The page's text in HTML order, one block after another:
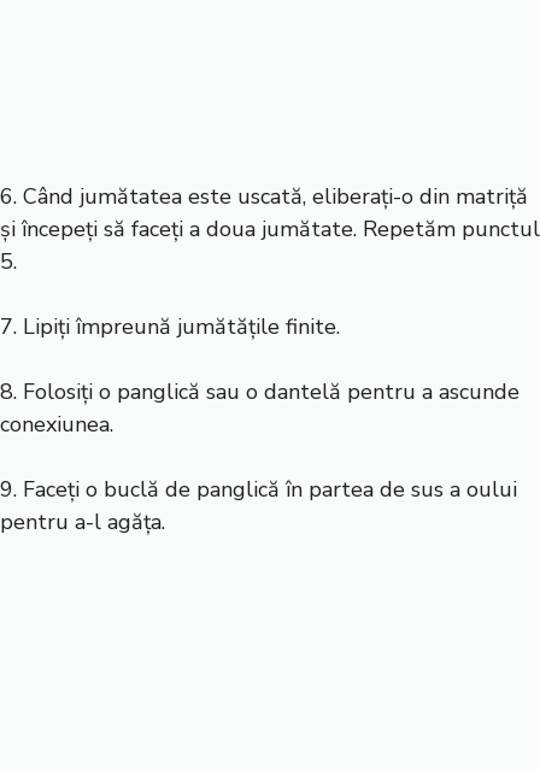
6. Când jumătatea este uscată, eliberați-o din matriță
și începeți să faceți a doua jumătate. Repetăm punctul
5.
7. Lipiți împreună jumătățile finite.
8. Folosiți o panglică sau o dantelă pentru a ascunde
conexiunea.
9. Faceți o buclă de panglică în partea de sus a oului
pentru a-l agăța.